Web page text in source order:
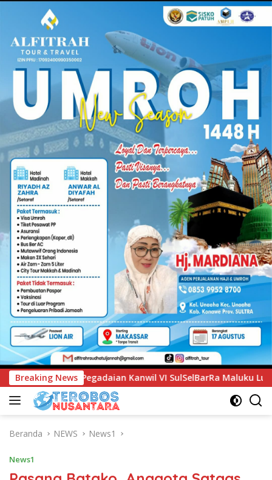
Breaking News
VI SulSelBarRa Maluku Luncurkan Program PANDE EMAS
Beranda NEWS News1
News1